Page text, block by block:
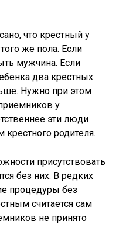
что крестный у
же пола. Если
мужчина. Если
два крестных
Нужно при этом
у
эти люди
крестного родителя.
присутствовать
без них. В редких
процедуры без
считается сам
не принято